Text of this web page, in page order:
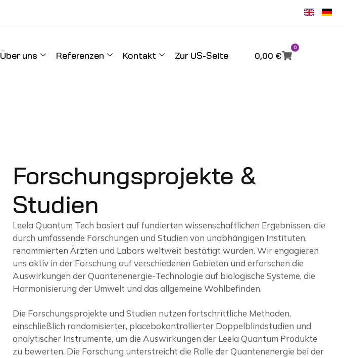
Über uns Referenzen Kontakt Zur US-Seite 0,00 €
0
Forschungsprojekte &
Studien
Leela Quantum Tech basiert auf fundierten wissenschaftlichen Ergebnissen, die
durch umfassende Forschungen und Studien von unabhängigen Instituten,
renommierten Ärzten und Labors weltweit bestätigt wurden. Wir engagieren
uns aktiv in der Forschung auf verschiedenen Gebieten und erforschen die
Auswirkungen der Quantenenergie-Technologie auf biologische Systeme, die
Harmonisierung der Umwelt und das allgemeine Wohlbefinden.
Die Forschungsprojekte und Studien nutzen fortschrittliche Methoden,
einschließlich randomisierter, placebokontrollierter Doppelblindstudien und
analytischer Instrumente, um die Auswirkungen der Leela Quantum Produkte
zu bewerten. Die Forschung unterstreicht die Rolle der Quantenenergie bei der